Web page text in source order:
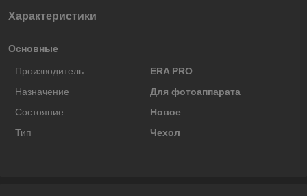
Характеристики
Основные
Производитель
ERA PRO
Назначение
Для фотоаппарата
Состояние
Новое
Тип
Чехол